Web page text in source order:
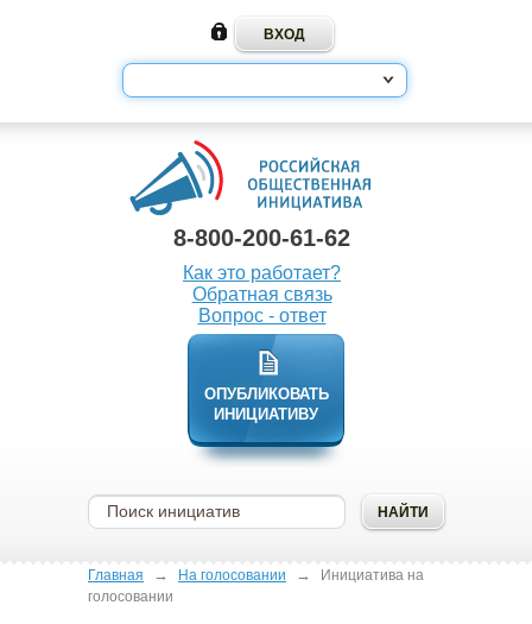
8-800-200-61-62
Как это работает?
Обратная связь
Вопрос - ответ
ОПУБЛИКОВАТЬ
ИНИЦИАТИВУ
Главная → На голосовании →
Инициатива на
голосовании